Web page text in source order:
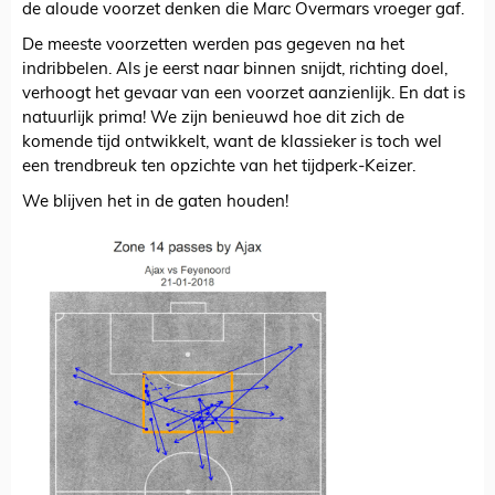
de aloude voorzet denken die Marc Overmars vroeger gaf.
De meeste voorzetten werden pas gegeven na het
indribbelen. Als je eerst naar binnen snijdt, richting doel,
verhoogt het gevaar van een voorzet aanzienlijk. En dat is
natuurlijk prima! We zijn benieuwd hoe dit zich de
komende tijd ontwikkelt, want de klassieker is toch wel
een trendbreuk ten opzichte van het tijdperk-Keizer.
We blijven het in de gaten houden!